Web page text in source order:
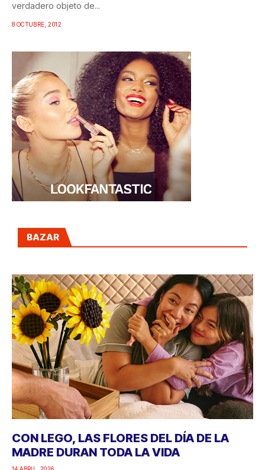
verdadero objeto de...
8 OCTUBRE, 2012
BAZAR
CON LEGO, LAS FLORES DEL DÍA DE LA
MADRE DURAN TODA LA VIDA